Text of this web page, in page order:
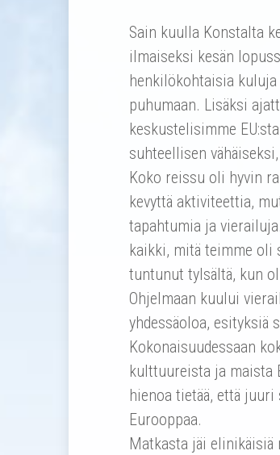
Sain kuulla Konstalta
ilmaiseksi kesän
henkilökohtaisia
puhumaan. Lisäksi
keskustelisimme
suhteellisen
Koko reissu oli hyvin
kevyttä aktiviteettia,
tapahtumia ja
kaikki, mitä teimme oli
tuntunut tylsältä, kun
Ohjelmaan kuului
yhdessäoloa, esityksiä
Kokonaisuudessaan
kulttuureista ja maista
hienoa tietää, että
Eurooppaa.
Matkasta jäi